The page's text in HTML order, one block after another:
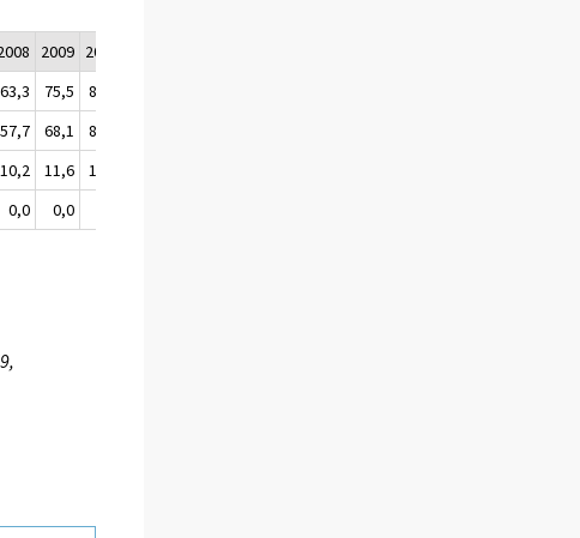
2009 2010
63,3 75,5 88,2
57,7 68,1 80,0
10,2 11,6 12,0
0,0 0,0